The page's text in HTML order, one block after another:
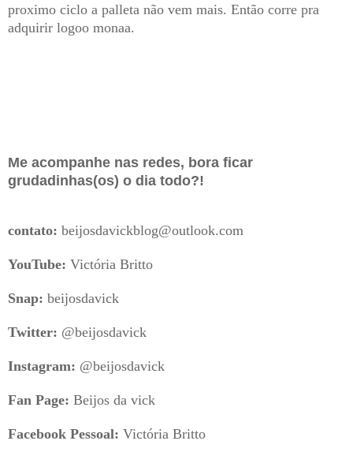
proximo ciclo a palleta não vem mais. Então corre pra
adquirir logoo monaa.
Me acompanhe nas redes, bora ficar
grudadinhas(os) o dia todo?!
contato: beijosdavickblog@outlook.com
YouTube: Victória Britto
Snap: beijosdavick
Twitter: @beijosdavick
Instagram: @beijosdavick
Fan Page: Beijos da vick
Facebook Pessoal: Victória Britto